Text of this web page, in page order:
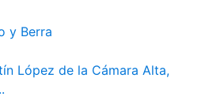
y Berra
López de la Cámara Alta,